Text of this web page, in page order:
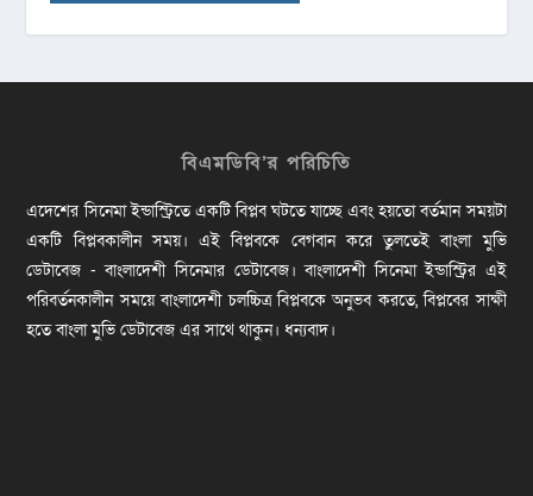
বিএমডিবি’র পরিচিতি
এদেশের সিনেমা ইন্ডাস্ট্রিতে একটি বিপ্লব ঘটতে যাচ্ছে এবং হয়তো বর্তমান সময়টা
একটি বিপ্লবকালীন সময়। এই বিপ্লবকে বেগবান করে তুলতেই বাংলা মুভি
ডেটাবেজ - বাংলাদেশী সিনেমার ডেটাবেজ। বাংলাদেশী সিনেমা ইন্ডাস্ট্রির এই
পরিবর্তনকালীন সময়ে বাংলাদেশী চলচ্চিত্র বিপ্লবকে অনুভব করতে, বিপ্লবের সাক্ষী
হতে বাংলা মুভি ডেটাবেজ এর সাথে থাকুন। ধন্যবাদ।